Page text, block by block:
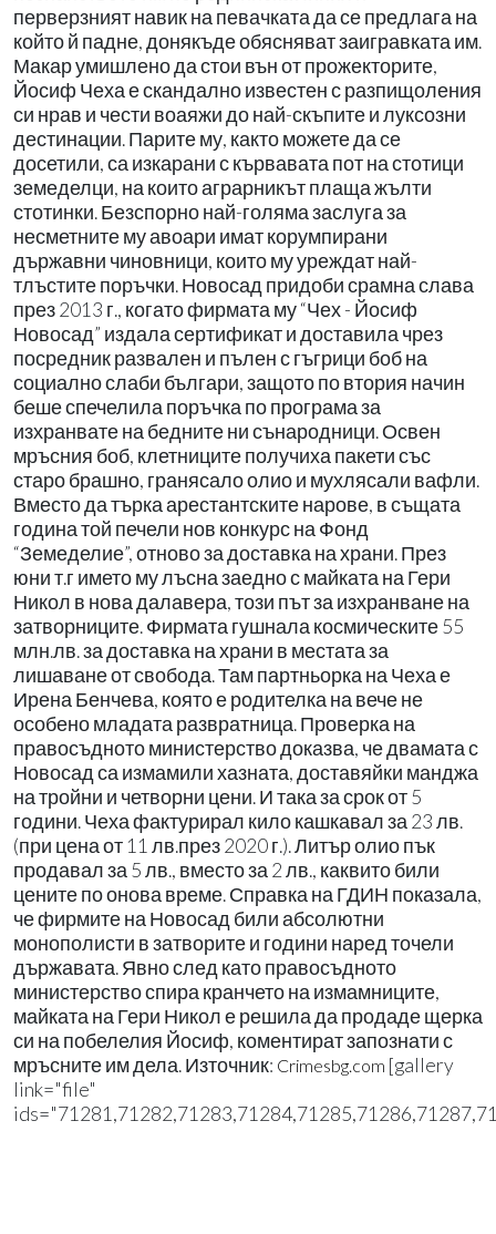
перверзният навик на певачката да се предлага на
който й падне, донякъде обясняват заигравката им.
Макар умишлено да стои вън от прожекторите,
Йосиф Чеха е скандално известен с разпищоления
си нрав и чести воаяжи до най-скъпите и луксозни
дестинации. Парите му, както можете да се
досетили, са изкарани с кървавата пот на стотици
земеделци, на които аграрникът плаща жълти
стотинки. Безспорно най-голяма заслуга за
несметните му авоари имат корумпирани
държавни чиновници, които му уреждат най-
тлъстите поръчки. Новосад придоби срамна слава
през 2013 г., когато фирмата му “Чех - Йосиф
Новосад” издала сертификат и доставила чрез
посредник развален и пълен с гъгрици боб на
социално слаби българи, защото по втория начин
беше спечелила поръчка по програма за
изхранвате на бедните ни сънародници. Освен
мръсния боб, клетниците получиха пакети със
старо брашно, гранясало олио и мухлясали вафли.
Вместо да търка арестантските нарове, в същата
година той печели нов конкурс на Фонд
“Земеделие”, отново за доставка на храни. През
юни т.г името му лъсна заедно с майката на Гери
Никол в нова далавера, този път за изхранване на
затворниците. Фирмата гушнала космическите 55
млн.лв. за доставка на храни в местата за
лишаване от свобода. Там партньорка на Чеха е
Ирена Бенчева, която е родителка на вече не
особено младата развратница. Проверка на
правосъдното министерство доказва, че двамата с
Новосад са измамили хазната, доставяйки манджа
на тройни и четворни цени. И така за срок от 5
години. Чеха фактурирал кило кашкавал за 23 лв.
(при цена от 11 лв.през 2020 г.). Литър олио пък
продавал за 5 лв., вместо за 2 лв., каквито били
цените по онова време. Справка на ГДИН показала,
че фирмите на Новосад били абсолютни
монополисти в затворите и години наред точели
държавата. Явно след като правосъдното
министерство спира кранчето на измамниците,
майката на Гери Никол е решила да продаде щерка
си на побелелия Йосиф, коментират запознати с
мръсните им дела. Източник: Crimesbg.com [gallery
link="file"